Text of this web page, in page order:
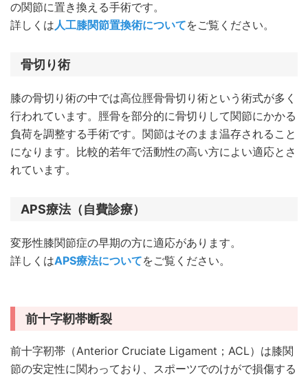
の関節に置き換える手術です。
詳しくは人工膝関節置換術についてをご覧ください。
骨切り術
膝の骨切り術の中では高位脛骨骨切り術という術式が多く
行われています。脛骨を部分的に骨切りして関節にかかる
負荷を調整する手術です。関節はそのまま温存されること
になります。比較的若年で活動性の高い方によい適応とさ
れています。
APS療法（自費診療）
変形性膝関節症の早期の方に適応があります。
詳しくはAPS療法についてをご覧ください。
前十字靭帯断裂
前十字靭帯（Anterior Cruciate Ligament；ACL）は膝関
節の安定性に関わっており、スポーツでのけがで損傷する